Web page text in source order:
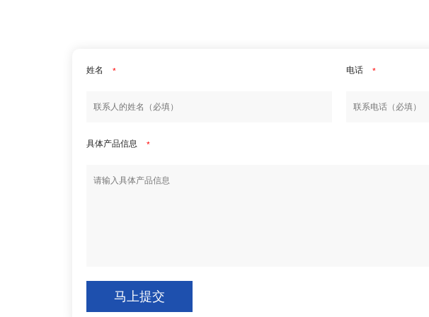
姓名 * 电话 *
具体产品信息 *
马上提交